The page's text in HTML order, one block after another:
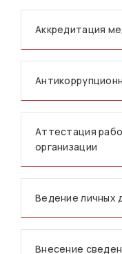
Аккредитация
Аттестация
организации
Ведение личных
Внесение